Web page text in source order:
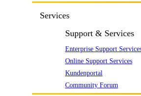
Services
Support & Services
Enterprise Support
Online Support Services
Kundenportal
Community Forum